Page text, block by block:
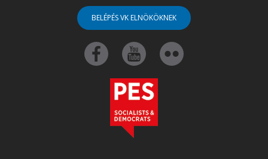
BELÉPÉS VK ELNÖKÖKNEK